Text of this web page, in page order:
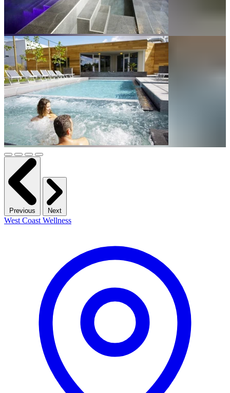
Previous Next
West Coast Wellness